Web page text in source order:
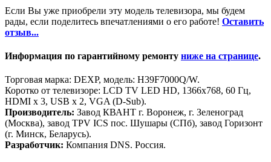
Если Вы уже приобрели эту модель телевизора, мы будем
рады, если поделитесь впечатлениями о его работе! Оставить
отзыв...
Информация по гарантийному ремонту ниже на странице.
Торговая марка: DEXP, модель: H39F7000Q/W.
Коротко от телевизоре: LCD TV LED HD, 1366x768, 60 Гц,
HDMI х 3, USB х 2, VGA (D-Sub).
Производитель: Завод КВАНТ г. Воронеж, г. Зеленоград
(Москва), завод TPV ICS пос. Шушары (СПб), завод Горизонт
(г. Минск, Беларусь).
Разработчик: Компания DNS. Россия.